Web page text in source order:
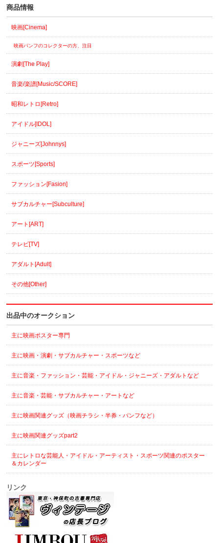
商品情報
映画[Cinema]
映画パンフのコレクターの方、注目
演劇[The Play]
音楽/楽譜[Music/SCORE]
昭和レトロ[Retro]
アイドル[IDOL]
ジャニーズ[Johnnys]
スポーツ[Sports]
ファッション[Fasion]
サブカルチャー[Subculture]
アート[ART]
テレビ[TV]
アダルト[Adult]
その他[Other]
出品中のオークション
主に映画ポスター専門
主に映画・演劇・サブカルチャー・スポーツなど
主に音楽・ファッション・芸能・アイドル・ジャニーズ・アダルトなど
主に音楽・芸能・サブカルチャー・アートなど
主に映画関連グッズ（映画チラシ・半券・パンフなど）
主に映画関連グッズpart2
主にレトロな芸能人・アイドル・アーティスト・スポーツ関連のポスター
＆カレンダー
リンク